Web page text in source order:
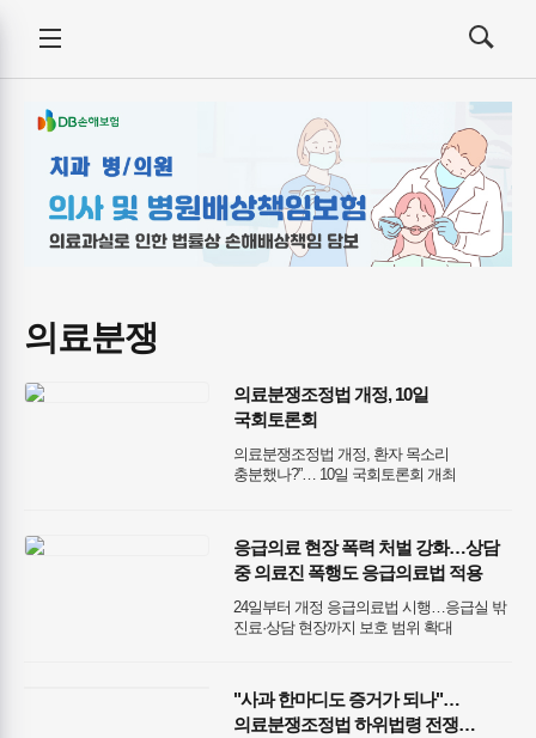
전체메뉴
열기/
검색
열기/
의료분쟁
의료분쟁조정법 개정, 10일
국회토론회
의료분쟁조정법 개정, 환자 목소리
충분했나?”… 10일 국회토론회 개최 ​
응급의료 현장 폭력 처벌 강화…상담
중 의료진 폭행도 응급의료법 적용
24일부터 개정 응급의료법 시행…응급실 밖
진료·상담 현장까지 보호 범위 확대
"사과 한마디도 증거가 되나"…
의료분쟁조정법 하위법령 전쟁